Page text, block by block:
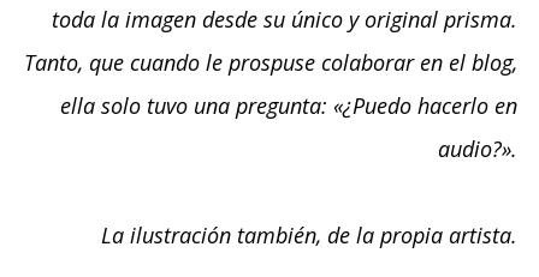
toda la imagen desde su único y original prisma.
Tanto, que cuando le prospuse colaborar en el blog,
ella solo tuvo una pregunta: «¿Puedo hacerlo en
audio?».
La ilustración también, de la propia artista.